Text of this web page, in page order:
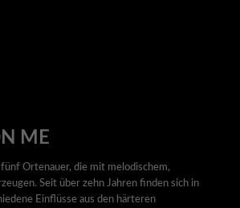
ME
Ortenauer, die mit melodischem,
Seit über zehn Jahren finden sich in
Einflüsse aus den härteren